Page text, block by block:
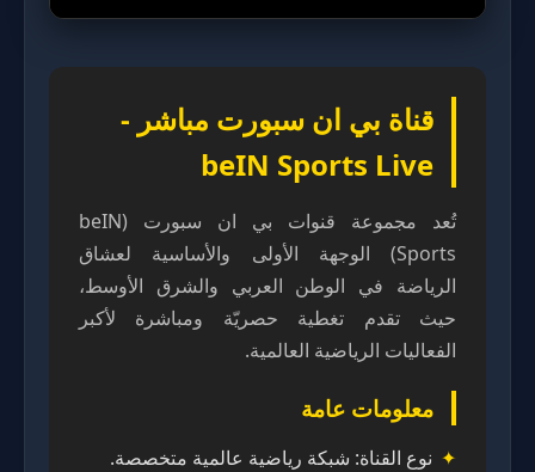
قناة بي ان سبورت مباشر -
beIN Sports Live
تُعد مجموعة قنوات بي ان سبورت (beIN
Sports) الوجهة الأولى والأساسية لعشاق
الرياضة في الوطن العربي والشرق الأوسط،
حيث تقدم تغطية حصريّة ومباشرة لأكبر
الفعاليات الرياضية العالمية.
معلومات عامة
نوع القناة: شبكة رياضية عالمية متخصصة.